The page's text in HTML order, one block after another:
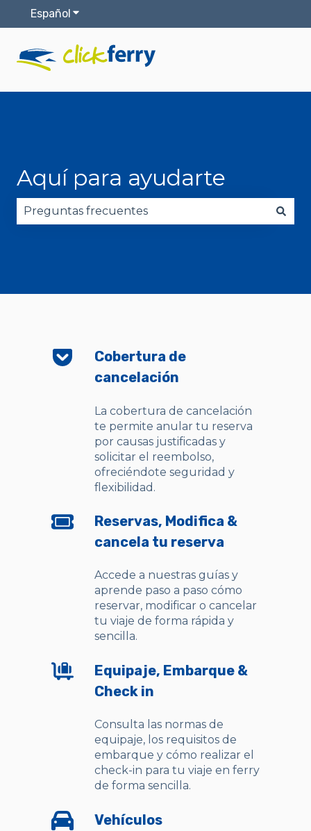
Español Traducciones de Mostrar submenú de
Aquí para ayudarte
Cobertura de
cancelación
La cobertura de cancelación
te permite anular tu reserva
por causas justificadas y
solicitar el reembolso,
ofreciéndote seguridad y
flexibilidad.
Reservas, Modifica &
cancela tu reserva
Accede a nuestras guías y
aprende paso a paso cómo
reservar, modificar o cancelar
tu viaje de forma rápida y
sencilla.
Equipaje, Embarque &
Check in
Consulta las normas de
equipaje, los requisitos de
embarque y cómo realizar el
check-in para tu viaje en ferry
de forma sencilla.
Vehículos